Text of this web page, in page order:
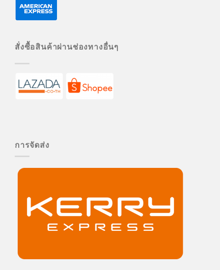
สั่งซื้อสินค้าผ่านช่องทางอื่นๆ
การจัดส่ง